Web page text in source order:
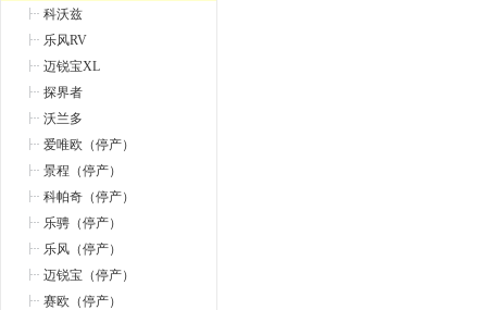
科沃兹
乐风RV
迈锐宝XL
探界者
沃兰多
爱唯欧（停产）
景程（停产）
科帕奇（停产）
乐骋（停产）
乐风（停产）
迈锐宝（停产）
赛欧（停产）